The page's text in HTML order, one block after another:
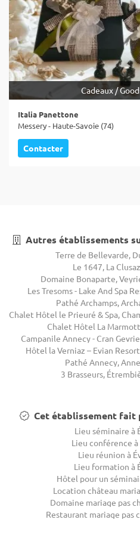
Cadeaux /
Italia Panettone
Messery - Haute-Savoie (74)
Contacter
Autres établissements
Terre de Bellevarde,
Le 1647, La
Domaine Bonaparte,
Les Tresoms - Lake And Spa
Pathé Archamps,
Chalet Hôtel le Prieuré & Spa,
Chalet Hôtel La
Campanile Annecy - Cran
Hôtel la Verniaz – Evian
Pathé Annecy,
3 Brasseurs,
Cet établissement fait
Lieu séminaire à
Lieu conférence à
Lieu réunion à
Lieu formation à
Hôtel pour un
Location château
Domaine mariage pas
Restaurant mariage pas